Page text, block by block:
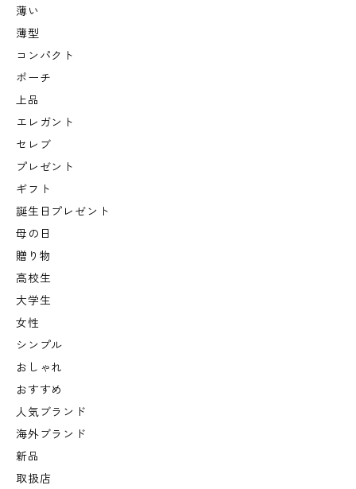
薄い
薄型
コンパクト
ポーチ
上品
エレガント
セレブ
プレゼント
ギフト
誕生日プレゼント
母の日
贈り物
高校生
大学生
女性
シンプル
おしゃれ
おすすめ
人気ブランド
海外ブランド
新品
取扱店